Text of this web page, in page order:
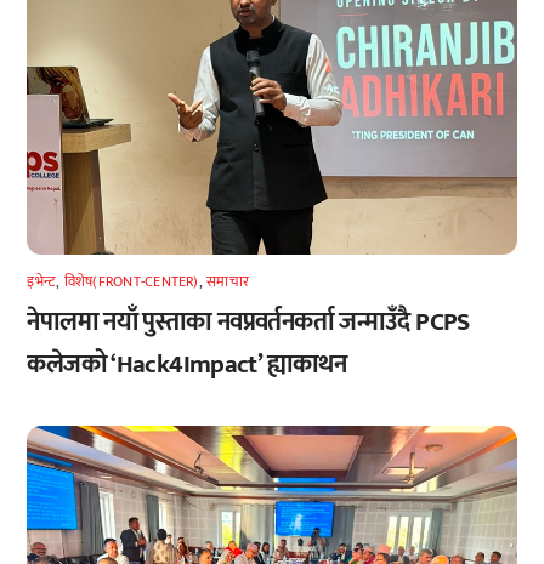
इभेन्ट, विशेष(FRONT-CENTER),समाचार
नेपालमा नयाँ पुस्ताका नवप्रवर्तनकर्ता जन्माउँदै PCPS
कलेजको ‘Hack4Impact’ ह्याकाथन